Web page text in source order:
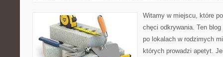
Witamy w miejscu, które
chęci odkrywania. Ten
po lokalach w rodzimych
których prowadzi apetyt.